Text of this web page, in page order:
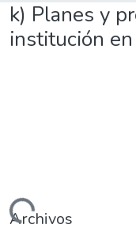
k) Planes y
institución
Archivos